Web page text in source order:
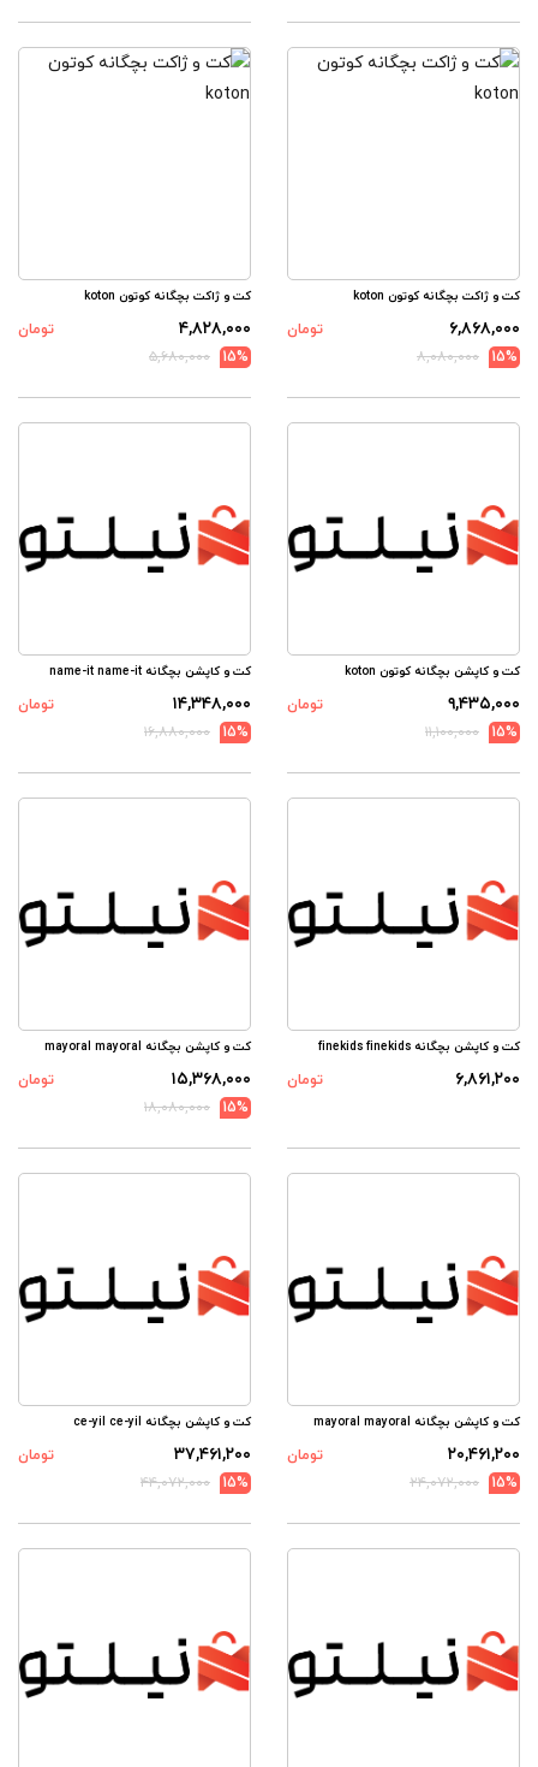
کت و ژاکت بچگانه کوتون koton
۶,۸۶۸,۰۰۰
تومان
15%
۸,۰۸۰,۰۰۰
کت و ژاکت بچگانه کوتون koton
۴,۸۲۸,۰۰۰
تومان
15%
۵,۶۸۰,۰۰۰
کت و کاپشن بچگانه کوتون koton
۹,۴۳۵,۰۰۰
تومان
15%
۱۱,۱۰۰,۰۰۰
کت و کاپشن بچگانه name-it name-it
۱۴,۳۴۸,۰۰۰
تومان
15%
۱۶,۸۸۰,۰۰۰
کت و کاپشن بچگانه finekids finekids
۶,۸۶۱,۲۰۰ تومان
کت و کاپشن بچگانه mayoral mayoral
۱۵,۳۶۸,۰۰۰
تومان
15%
۱۸,۰۸۰,۰۰۰
کت و کاپشن بچگانه mayoral mayoral
۲۰,۴۶۱,۲۰۰
تومان
15%
۲۴,۰۷۲,۰۰۰
کت و کاپشن بچگانه ce-yil ce-yil
۳۷,۴۶۱,۲۰۰
تومان
15%
۴۴,۰۷۲,۰۰۰